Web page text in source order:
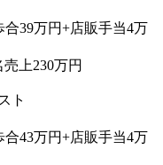
39万円+店販手当4万
上230万円
ト
43万円+店販手当4万